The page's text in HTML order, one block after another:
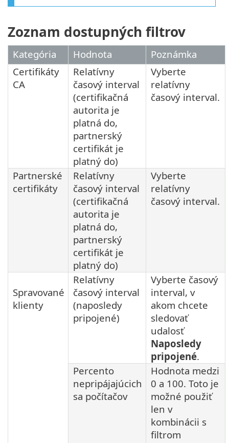
Zoznam dostupných filtrov
Kategória Hodnota
Poznámka
Certifikáty
CA
Relatívny
časový interval
(certifikačná
autorita je
platná do,
partnerský
certifikát je
platný do)
Vyberte
relatívny
časový interval.
Partnerské
certifikáty
Relatívny
časový interval
(certifikačná
autorita je
platná do,
partnerský
certifikát je
platný do)
Vyberte
relatívny
časový interval.
Spravované
klienty
Relatívny
časový interval
(naposledy
pripojené)
Vyberte časový
interval, v
akom chcete
sledovať
udalosť
Naposledy
pripojené.
Percento
nepripájajúcich
sa počítačov
Hodnota medzi
0 a 100. Toto je
možné použiť
len v
kombinácii s
filtrom